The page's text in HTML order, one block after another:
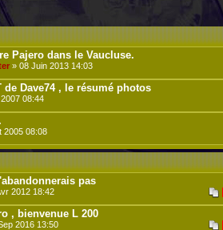
Pajero dans le Vaucluse.
» 08 Juin 2013 14:03
de Dave74 , le résumé photos
08:44
2005 08:08
pas
2012 18:42
, bienvenue L 200
2016 13:50